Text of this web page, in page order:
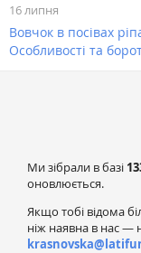
16 липня
Вовчок в посівах
Особливості та
Ми зібрали в базі
оновлюється.
Якщо тобі відома
ніж наявна в нас —